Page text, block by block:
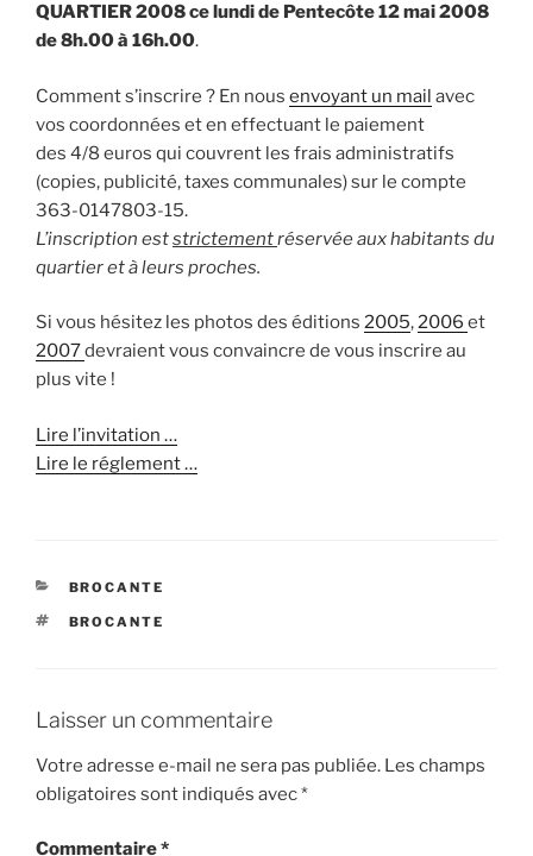
QUARTIER 2008 ce lundi de Pentecôte 12 mai 2008
de 8h.00 à 16h.00.
Comment s’inscrire ? En nous envoyant un mail avec
vos coordonnées et en effectuant le paiement
des 4/8 euros qui couvrent les frais administratifs
(copies, publicité, taxes communales) sur le compte
363-0147803-15.
L’inscription eststrictementréservée aux habitants du
quartier et à leurs proches.
Si vous hésitez les photos des éditions 2005,2006 et
2007devraient vous convaincre de vous inscrire au
plus vite !
Lire l’invitation …
Lire le réglement …
CATÉGORIES
BROCANTE
ÉTIQUETTES
BROCANTE
Laisser un commentaire
Votre adresse e-mail ne sera pas publiée. Les champs
obligatoires sont indiqués avec*
Commentaire*